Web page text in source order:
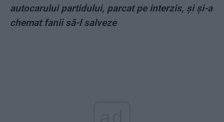
autocarului partidului, parcat pe interzis, și și-a
chemat fanii să-l salveze